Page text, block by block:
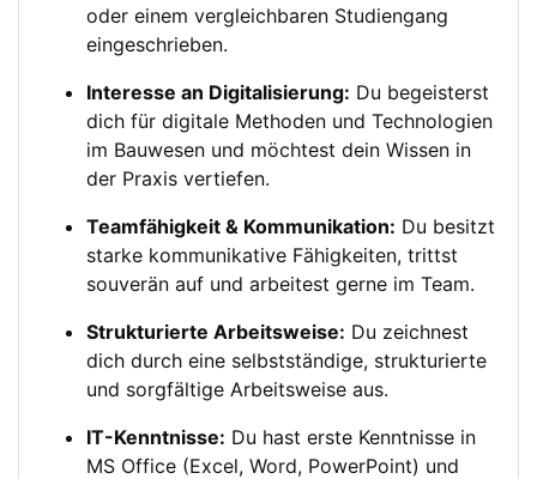
oder einem vergleichbaren Studiengang
eingeschrieben.
Interesse an Digitalisierung: Du begeisterst
dich für digitale Methoden und Technologien
im Bauwesen und möchtest dein Wissen in
der Praxis vertiefen.
Teamfähigkeit & Kommunikation: Du besitzt
starke kommunikative Fähigkeiten, trittst
souverän auf und arbeitest gerne im Team.
Strukturierte Arbeitsweise: Du zeichnest
dich durch eine selbstständige, strukturierte
und sorgfältige Arbeitsweise aus.
IT-Kenntnisse: Du hast erste Kenntnisse in
MS Office (Excel, Word, PowerPoint) und